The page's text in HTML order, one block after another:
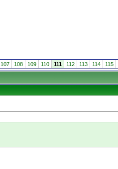
107 108 109 110 111 112 113 114 115